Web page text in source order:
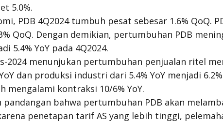
5.0%.
PDB 4Q2024 tumbuh pesat sebesar 1.6% QoQ.
QoQ. Dengan demikian, pertumbuhan PDB
5.4% YoY pada 4Q2024.
2024 menunjukan pertumbuhan penjualan ritel
dan produksi industri dari 5.4% YoY menjadi
mengalami kontraksi 10/6% YoY.
bahwa pertumbuhan PDB akan
penetapan tarif AS yang lebih tinggi,